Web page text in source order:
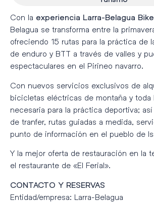
Con la experiencia Larra-Belagua Bike
Belagua se transforma entre la
ofreciendo 15 rutas para la práctica de
de enduro y BTT a través de valles y
espectaculares en el Pirineo navarro.
Con nuevos servicios exclusivos de
bicicletas eléctricas de montaña y toda
necesaria para la práctica deportiva;
de tranfer, rutas guiadas a medida,
punto de información en el pueblo de
Y la mejor oferta de restauración en la
el restaurante de «El Ferial».
CONTACTO Y RESERVAS
Entidad/empresa: Larra-Belagua